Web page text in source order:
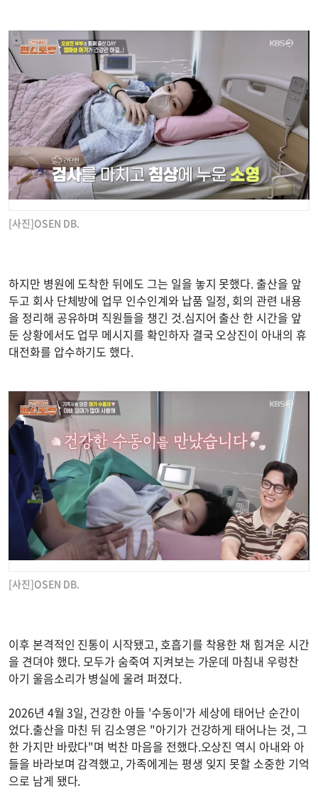
[사진]OSEN DB.
하지만 병원에 도착한 뒤에도 그는 일을 놓지 못했다. 출산을 앞
두고 회사 단체방에 업무 인수인계와 납품 일정, 회의 관련 내용
을 정리해 공유하며 직원들을 챙긴 것.심지어 출산 한 시간을 앞
둔 상황에서도 업무 메시지를 확인하자 결국 오상진이 아내의 휴
대전화를 압수하기도 했다.
[사진]OSEN DB.
이후 본격적인 진통이 시작됐고, 호흡기를 착용한 채 힘겨운 시간
을 견뎌야 했다. 모두가 숨죽여 지켜보는 가운데 마침내 우렁찬
아기 울음소리가 병실에 울려 퍼졌다.
2026년 4월 3일, 건강한 아들 '수동이'가 세상에 태어난 순간이
었다.출산을 마친 뒤 김소영은 "아기가 건강하게 태어나는 것, 그
한 가지만 바랐다"며 벅찬 마음을 전했다.오상진 역시 아내와 아
들을 바라보며 감격했고, 가족에게는 평생 잊지 못할 소중한 기억
으로 남게 됐다.